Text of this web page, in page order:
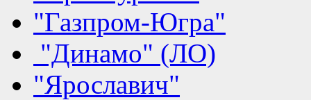
"Газпром-Югра"
"Динамо" (ЛО)
"Ярославич"